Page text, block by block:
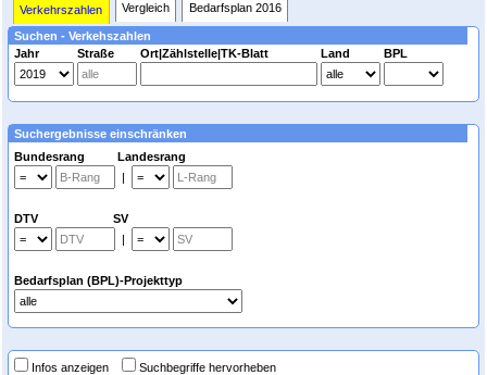
Verkehrszahlen Vergleich Bedarfsplan 2016
Suchen - Verkehszahlen
Jahr
Straße Ort|Zählstelle|TK-Blatt Land BPL
Suchergebnisse einschränken
Bundesrang Landesrang
|
DTV SV
|
Bedarfsplan (BPL)-Projekttyp
Infos anzeigen Suchbegriffe hervorheben